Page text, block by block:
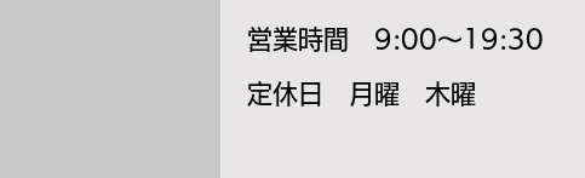
​営業時間 9:00～19:30
​定休日 月曜 木曜